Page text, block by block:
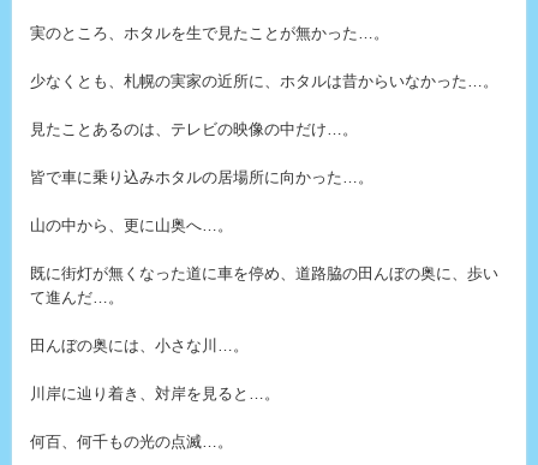
実のところ、ホタルを生で見たことが無かった…。
少なくとも、札幌の実家の近所に、ホタルは昔からいなかった…。
見たことあるのは、テレビの映像の中だけ…。
皆で車に乗り込みホタルの居場所に向かった…。
山の中から、更に山奥へ…。
既に街灯が無くなった道に車を停め、道路脇の田んぼの奥に、歩い
て進んだ…。
田んぼの奥には、小さな川…。
川岸に辿り着き、対岸を見ると…。
何百、何千もの光の点滅…。